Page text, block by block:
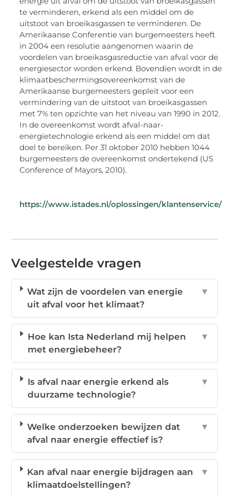
te verminderen, erkend als een middel om de
uitstoot van broeikasgassen te verminderen. De
Amerikaanse Conferentie van burgemeesters heeft
in 2004 een resolutie aangenomen waarin de
voordelen van broeikasgasreductie van afval voor de
energiesector worden erkend. Bovendien wordt in de
klimaatbeschermingsovereenkomst van de
Amerikaanse burgemeesters gepleit voor een
vermindering van de uitstoot van broeikasgassen
met 7% ten opzichte van het niveau van 1990 in 2012.
In de overeenkomst wordt afval-naar-
energietechnologie erkend als een middel om dat
doel te bereiken. Per 31 oktober 2010 hebben 1044
burgemeesters de overeenkomst ondertekend (US
Conference of Mayors, 2010).
https://www.istades.nl/oplossingen/klantenservice/
Veelgestelde vragen
Wat zijn de voordelen van energie
uit afval voor het klimaat?
▼
Hoe kan Ista Nederland mij helpen
met energiebeheer?
▼
Is afval naar energie erkend als
duurzame technologie?
▼
Welke onderzoeken bewijzen dat
afval naar energie effectief is?
▼
Kan afval naar energie bijdragen aan
klimaatdoelstellingen?
▼